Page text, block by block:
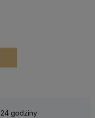
24 godziny